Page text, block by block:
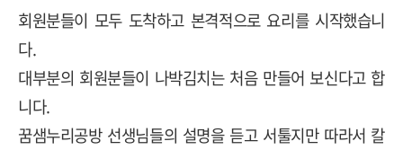
회원분들이 모두 도착하고 본격적으로 요리를 시작했습니
다.
대부분의 회원분들이 나박김치는 처음 만들어 보신다고 합
니다.
꿈샘누리공방 선생님들의 설명을 듣고 서툴지만 따라서 칼